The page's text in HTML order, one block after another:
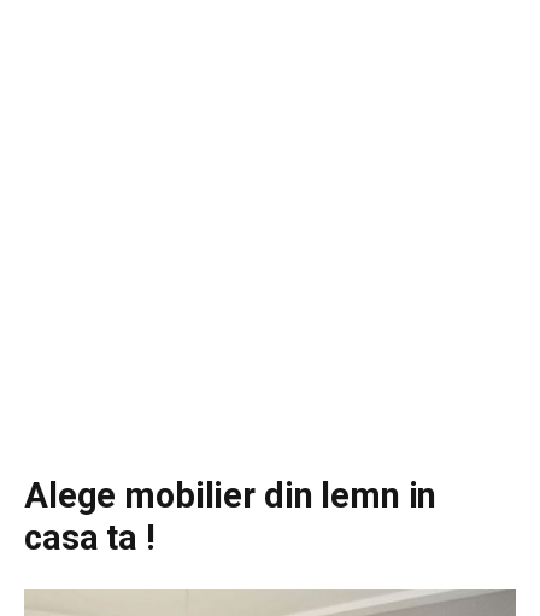
Alege mobilier din lemn in
casa ta !